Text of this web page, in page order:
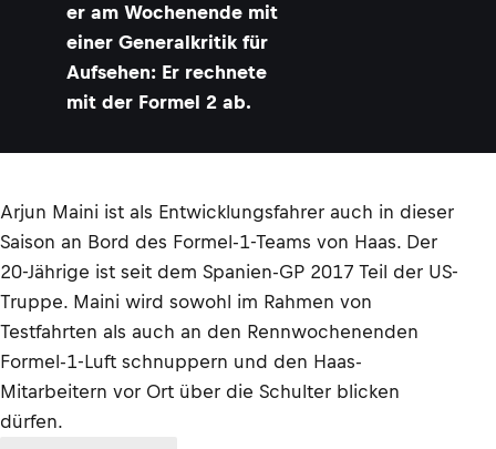
er am Wochenende mit
einer Generalkritik für
Aufsehen: Er rechnete
mit der Formel 2 ab.
Arjun Maini ist als Entwicklungsfahrer auch in dieser
Saison an Bord des Formel-1-Teams von Haas. Der
20-Jährige ist seit dem Spanien-GP 2017 Teil der US-
Truppe. Maini wird sowohl im Rahmen von
Testfahrten als auch an den Rennwochenenden
Formel-1-Luft schnuppern und den Haas-
Mitarbeitern vor Ort über die Schulter blicken
dürfen.